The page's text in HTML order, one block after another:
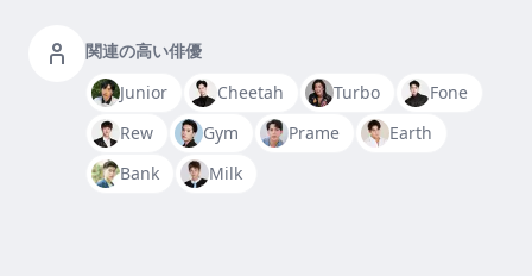
関連の高い俳優
Junior
Cheetah Turbo
Fone
Rew
Gym Prame
Earth
Bank
Milk